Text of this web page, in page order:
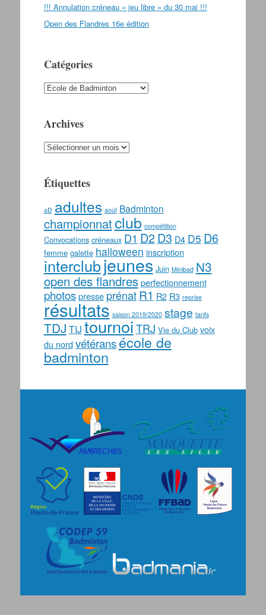
!!! Annulation créneau « jeu libre » du 30 mai !!!
Open des Flandres 16e édition
Catégories
Catégories
Archives
Archives
Étiquettes
aD adultes août Badminton
championnatclub compétition
Convocations créneaux D1 D2 D3 D4 D5 D6
femme galette halloween inscription
interclubjeunes Juin Minibad N3
open des flandres perfectionnement
photos presse prénat R1 R2 R3 reprise
résultats saison 2019/2020 stage tarifs
TDJ TIJ tournoiTRJ Vie du Club voix
du nord vétéransécole de
badminton